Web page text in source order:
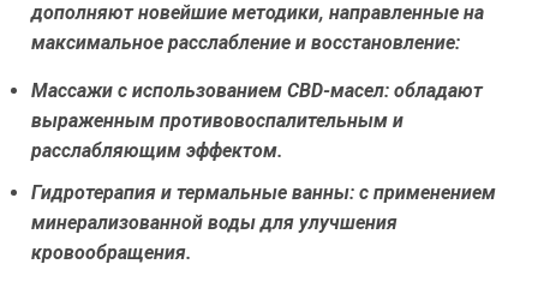
дополняют новейшие методики, направленные на
максимальное расслабление и восстановление:
Массажи с использованием CBD-масел: обладают
выраженным противовоспалительным и
расслабляющим эффектом.
Гидротерапия и термальные ванны: с применением
минерализованной воды для улучшения
кровообращения.